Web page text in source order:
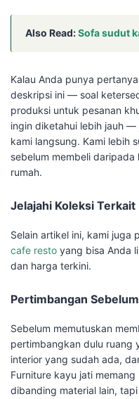
Also Read:Sofa sudut
Kalau Anda punya
deskripsi ini — soal
produksi untuk pesanan
ingin diketahui lebih jauh
kami langsung. Kami lebih
sebelum membeli
rumah.
Jelajahi Koleksi Terkait
Selain artikel ini, kami juga
cafe resto yang bisa Anda
dan harga terkini.
Pertimbangan
Sebelum memutuskan
pertimbangkan dulu ruang
interior yang sudah ada,
Furniture kayu jati
dibanding material lain,